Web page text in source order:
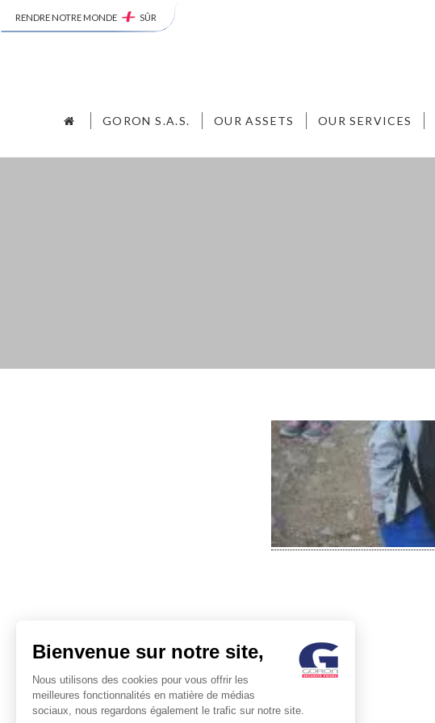
RENDRE NOTRE MONDE SÛR
GORON S.A.S. OUR ASSETS OUR SERVICES
POST
NAVIGATION
Bienvenue sur notre site,
Nous utilisons des cookies pour vous offrir les
meilleures fonctionnalités en matière de médias
sociaux, nous regardons également le trafic sur notre site.